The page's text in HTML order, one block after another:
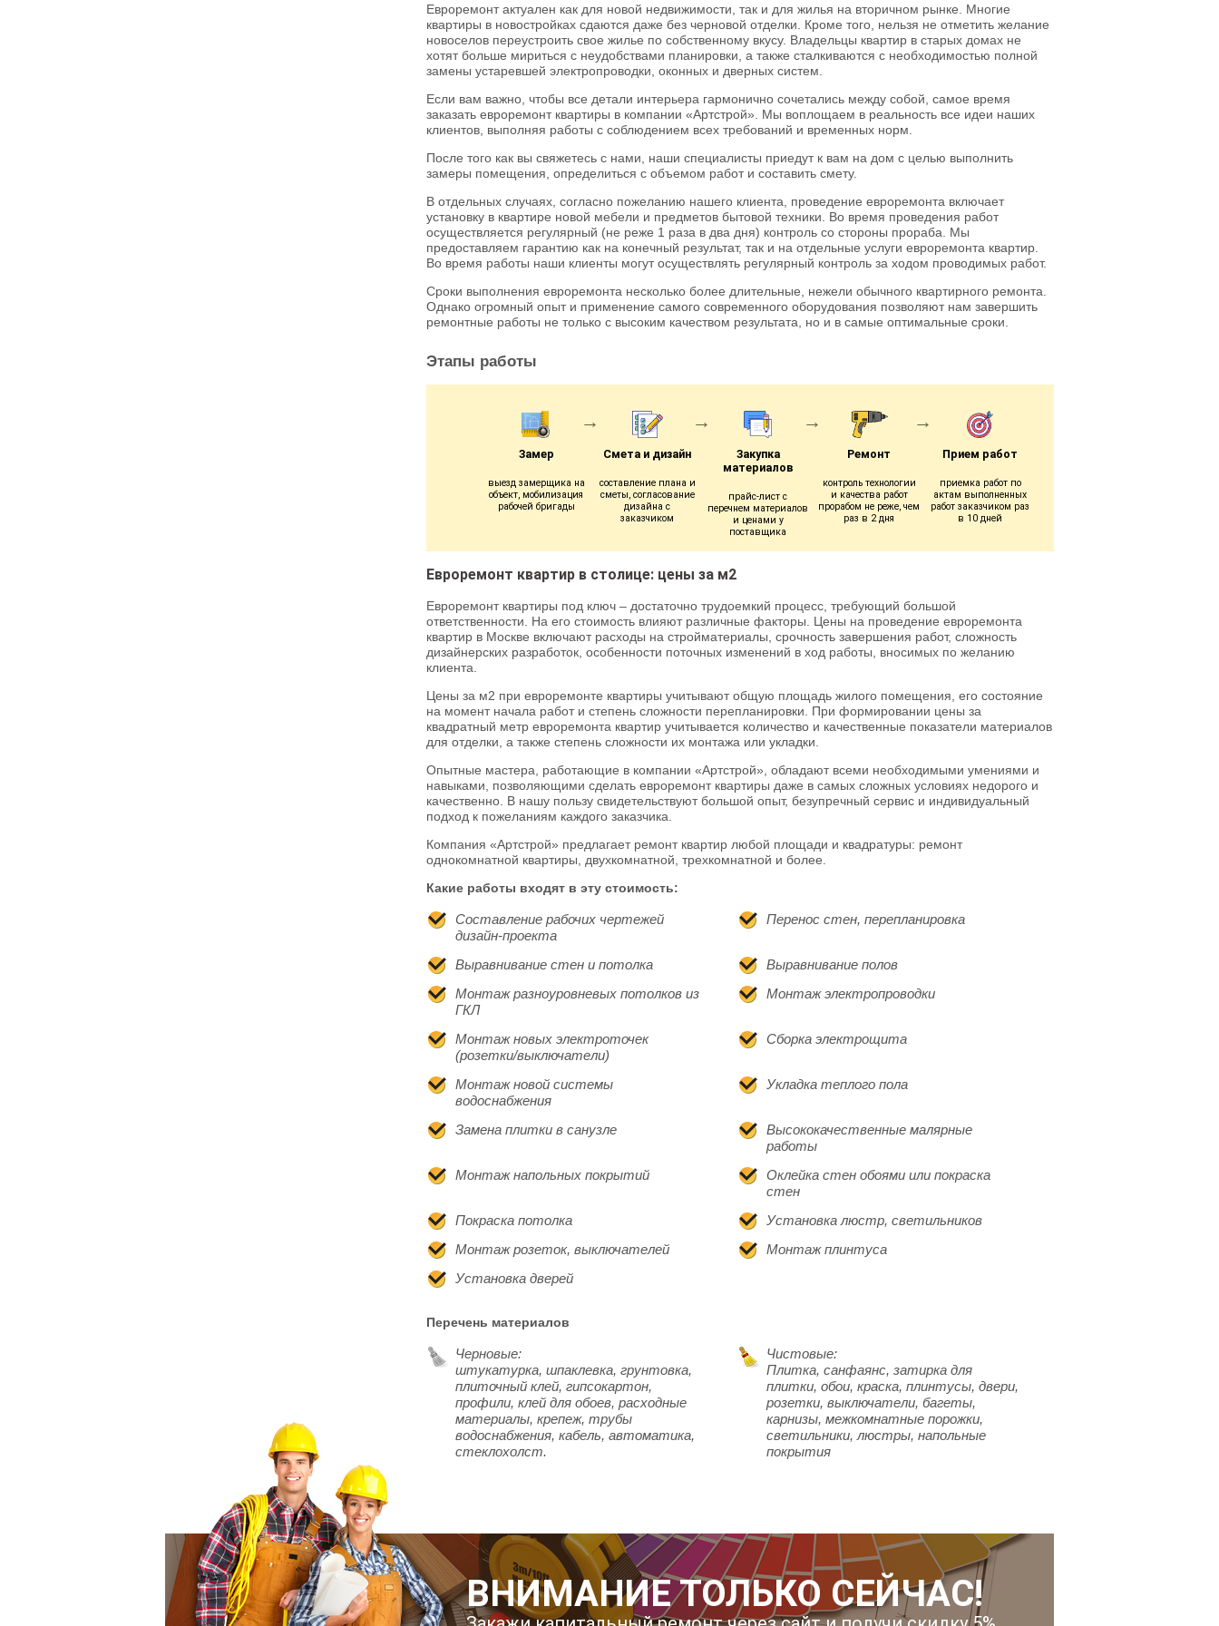
Евроремонт актуален как для новой недвижимости, так и для жилья на вторичном рынке. Многие
квартиры в новостройках сдаются даже без черновой отделки. Кроме того, нельзя не отметить желание
новоселов переустроить свое жилье по собственному вкусу. Владельцы квартир в старых домах не
хотят больше мириться с неудобствами планировки, а также сталкиваются с необходимостью полной
замены устаревшей электропроводки, оконных и дверных систем.
Если вам важно, чтобы все детали интерьера гармонично сочетались между собой, самое время
заказать евроремонт квартиры в компании «Артстрой». Мы воплощаем в реальность все идеи наших
клиентов, выполняя работы с соблюдением всех требований и временных норм.
После того как вы свяжетесь с нами, наши специалисты приедут к вам на дом с целью выполнить
замеры помещения, определиться с объемом работ и составить смету.
В отдельных случаях, согласно пожеланию нашего клиента, проведение евроремонта включает
установку в квартире новой мебели и предметов бытовой техники. Во время проведения работ
осуществляется регулярный (не реже 1 раза в два дня) контроль со стороны прораба. Мы
предоставляем гарантию как на конечный результат, так и на отдельные услуги евроремонта квартир.
Во время работы наши клиенты могут осуществлять регулярный контроль за ходом проводимых работ.
Сроки выполнения евроремонта несколько более длительные, нежели обычного квартирного ремонта.
Однако огромный опыт и применение самого современного оборудования позволяют нам завершить
ремонтные работы не только с высоким качеством результата, но и в самые оптимальные сроки.
Этапы работы
Замер
выезд замерщика на
объект, мобилизация
рабочей бригады
Смета и дизайн
составление плана и
сметы, согласование
дизайна с
заказчиком
Закупка
материалов
прайс-лист с
перечнем материалов
и ценами у
поставщика
Ремонт
контроль технологии
и качества работ
прорабом не реже, чем
раз в 2 дня
Прием работ
приемка работ по
актам выполненных
работ заказчиком раз
в 10 дней
Евроремонт квартир в столице: цены за м2
Евроремонт квартиры под ключ – достаточно трудоемкий процесс, требующий большой
ответственности. На его стоимость влияют различные факторы. Цены на проведение евроремонта
квартир в Москве включают расходы на стройматериалы, срочность завершения работ, сложность
дизайнерских разработок, особенности поточных изменений в ход работы, вносимых по желанию
клиента.
Цены за м2 при евроремонте квартиры учитывают общую площадь жилого помещения, его состояние
на момент начала работ и степень сложности перепланировки. При формировании цены за
квадратный метр евроремонта квартир учитывается количество и качественные показатели материалов
для отделки, а также степень сложности их монтажа или укладки.
Опытные мастера, работающие в компании «Артстрой», обладают всеми необходимыми умениями и
навыками, позволяющими сделать евроремонт квартиры даже в самых сложных условиях недорого и
качественно. В нашу пользу свидетельствуют большой опыт, безупречный сервис и индивидуальный
подход к пожеланиям каждого заказчика.
Компания «Артстрой» предлагает ремонт квартир любой площади и квадратуры: ремонт
однокомнатной квартиры, двухкомнатной, трехкомнатной и более.
Какие работы входят в эту стоимость:
Составление рабочих чертежей
дизайн-проекта
Перенос стен, перепланировка
Выравнивание стен и потолка
Выравнивание полов
Монтаж разноуровневых потолков из
ГКЛ
Монтаж электропроводки
Монтаж новых электроточек
(розетки/выключатели)
Сборка электрощита
Монтаж новой системы
водоснабжения
Укладка теплого пола
Замена плитки в санузле
Высококачественные малярные
работы
Монтаж напольных покрытий
Оклейка стен обоями или покраска
стен
Покраска потолка
Установка люстр, светильников
Монтаж розеток, выключателей
Монтаж плинтуса
Установка дверей
Перечень материалов
Черновые:
штукатурка, шпаклевка, грунтовка,
плиточный клей, гипсокартон,
профили, клей для обоев, расходные
материалы, крепеж, трубы
водоснабжения, кабель, автоматика,
стеклохолст.
Чистовые:
Плитка, санфаянс, затирка для
плитки, обои, краска, плинтусы, двери,
розетки, выключатели, багеты,
карнизы, межкомнатные порожки,
светильники, люстры, напольные
покрытия
ВНИМАНИЕ ТОЛЬКО СЕЙЧАС!